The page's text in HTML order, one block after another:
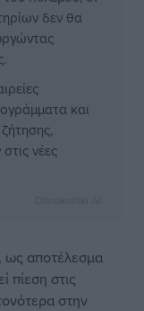
δεν θα
και
νέες
ως αποτέλεσμα
πίεση στις
στην